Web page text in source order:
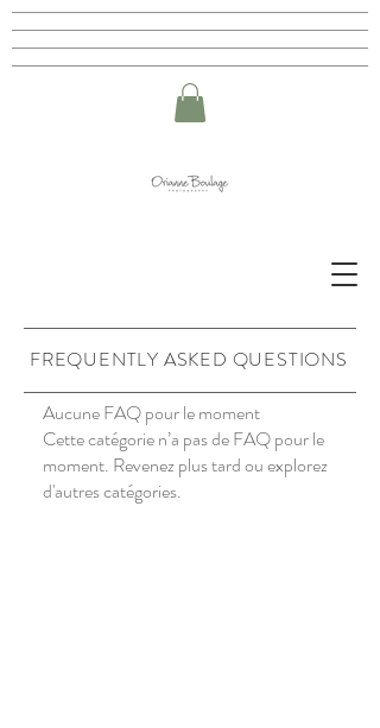
FREQUENTLY ASKED QUESTIONS
Aucune FAQ pour le moment
Cette catégorie n’a pas de FAQ pour le
moment. Revenez plus tard ou explorez
d'autres catégories.